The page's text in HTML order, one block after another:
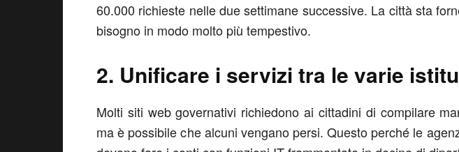
60.000 richieste nelle due settimane successive. La città sta
bisogno in modo molto più tempestivo.
2. Unificare i servizi tra le varie
Molti siti web governativi richiedono ai cittadini di compilare
ma è possibile che alcuni vengano persi. Questo perché le